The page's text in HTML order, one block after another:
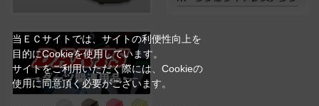
当ＥＣサイトでは、サイトの利便性向上を
目的にCookieを使用しています。
サイトをご利用いただく際には、Cookieの
使用に同意頂く必要がございます。